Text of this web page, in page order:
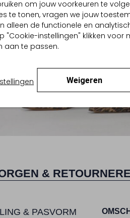
om jouw voorkeuren te
te tonen, vragen we jouw
alleen de functionele en
"Cookie-instellingen" klikken voor
aan te passen.
Weigeren
&
& PASVORM